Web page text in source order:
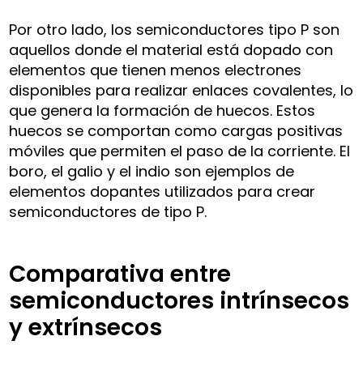
Por otro lado, los semiconductores tipo P son
aquellos donde el material está dopado con
elementos que tienen menos electrones
disponibles para realizar enlaces covalentes, lo
que genera la formación de huecos. Estos
huecos se comportan como cargas positivas
móviles que permiten el paso de la corriente. El
boro, el galio y el indio son ejemplos de
elementos dopantes utilizados para crear
semiconductores de tipo P.
Comparativa entre
semiconductores intrínsecos
y extrínsecos